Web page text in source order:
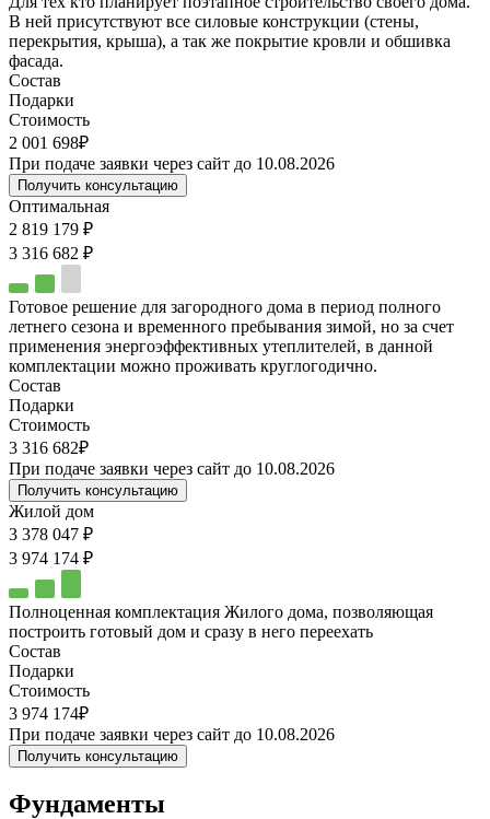
В ней присутствуют все силовые конструкции (стены,
перекрытия, крыша), а так же покрытие кровли и обшивка
фасада.
Состав
Подарки
Стоимость
2 001 698₽
При подаче заявки через сайт до 10.08.2026
Получить консультацию
Оптимальная
2 819 179 ₽
3 316 682 ₽
Готовое решение для загородного дома в период полного
летнего сезона и временного пребывания зимой, но за счет
применения энергоэффективных утеплителей, в данной
комплектации можно проживать круглогодично.
Состав
Подарки
Стоимость
3 316 682₽
При подаче заявки через сайт до 10.08.2026
Получить консультацию
Жилой дом
3 378 047 ₽
3 974 174 ₽
Полноценная комплектация Жилого дома, позволяющая
построить готовый дом и сразу в него переехать
Состав
Подарки
Стоимость
3 974 174₽
При подаче заявки через сайт до 10.08.2026
Получить консультацию
Фундаменты